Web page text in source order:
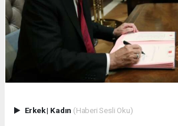
Erkek| Kadın (Haberi Sesli Oku)